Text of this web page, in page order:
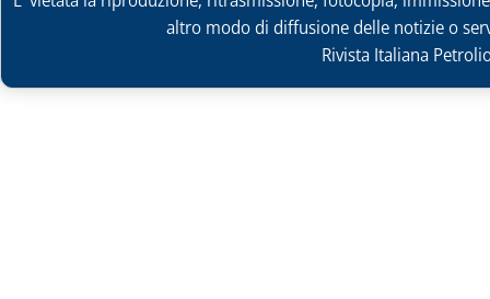
altro modo di diffusione delle notizie o
Rivista Italiana